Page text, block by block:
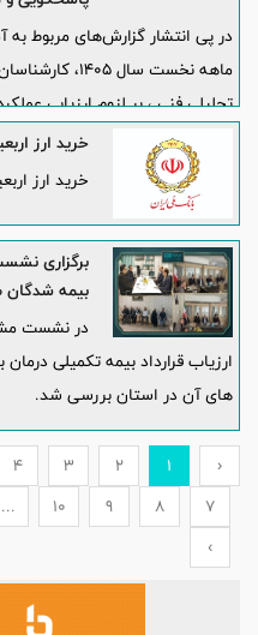
در پی انتشار گزارش‌های مربوط
ماهه نخست سال
تحلیلی فنی ، بر لزوم ارزیابی
شاخص‌های جامع و فراتر از
خرید ارز
خرید ارز
برگزاری
بیمه شدگان
در نشست
ارزیاب قرارداد بیمه تکمیلی
های آن در استان بررسی شد.
‹
1
2
3
4
7
8
9
10
...
›